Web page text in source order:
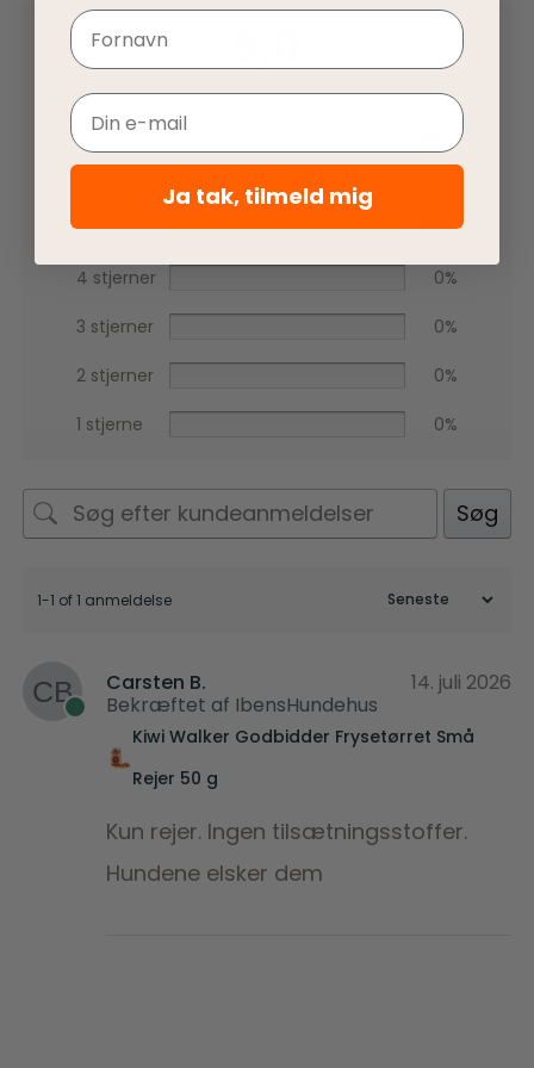
Baseret på 1 anmeldelse
5 stjerner 100%
4 stjerner 0%
3 stjerner 0%
2 stjerner 0%
1 stjerne 0%
Søg
1-1 of 1 anmeldelse
Carsten B.
Bekræftet af IbensHundehus
14. juli 2026
Kiwi Walker Godbidder Frysetørret Små
Rejer 50 g
Kun rejer. Ingen tilsætningsstoffer.
Hundene elsker dem
Navn
Email
Ja tak, tilmeld mig